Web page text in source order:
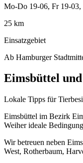
Mo-Do 19-06, Fr 19-03,
25 km
Einsatzgebiet
Ab Hamburger
Eimsbüttel
Lokale Tipps für
Eimsbüttel im Bezirk
Weiher ideale
Wir betreuen neben
West, Rotherbaum,